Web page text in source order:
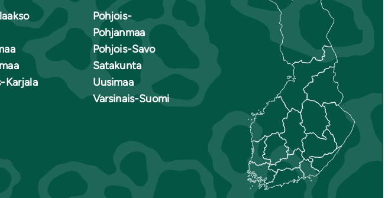
Karjala
Pohjois-
Pohjanmaa
Pohjois-Savo
Satakunta
Uusimaa
Varsinais-Suomi